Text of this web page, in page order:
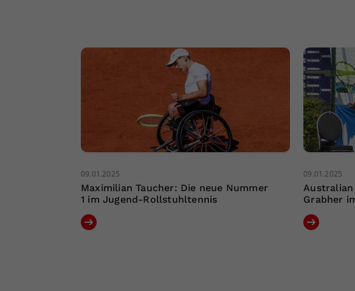
09.01.2025
Maximilian Taucher: Die neue Nummer
1 im Jugend-Rollstuhltennis
09.01.2025
Grabher